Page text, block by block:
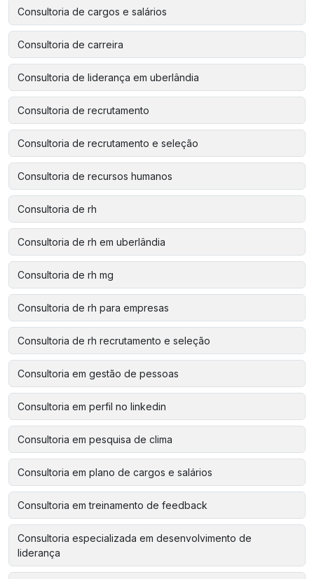
Consultoria de cargos e salários
Consultoria de carreira
Consultoria de liderança em uberlândia
Consultoria de recrutamento
Consultoria de recrutamento e seleção
Consultoria de recursos humanos
Consultoria de rh
Consultoria de rh em uberlândia
Consultoria de rh mg
Consultoria de rh para empresas
Consultoria de rh recrutamento e seleção
Consultoria em gestão de pessoas
Consultoria em perfil no linkedin
Consultoria em pesquisa de clima
Consultoria em plano de cargos e salários
Consultoria em treinamento de feedback
Consultoria especializada em desenvolvimento de
liderança